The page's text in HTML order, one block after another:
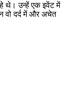
थे। उन्हें एक इवेंट में
वो दर्द में और अचेत